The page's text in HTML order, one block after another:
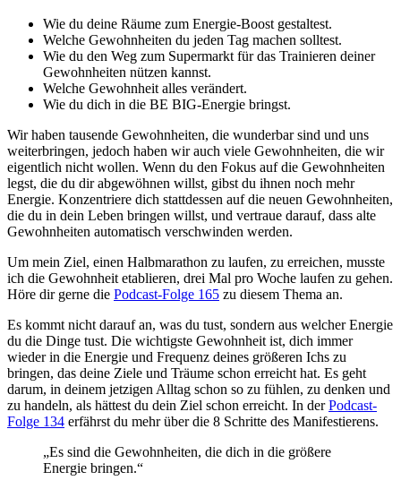
Wie du deine Räume zum Energie-Boost gestaltest.
Welche Gewohnheiten du jeden Tag machen solltest.
Wie du den Weg zum Supermarkt für das Trainieren deiner
Gewohnheiten nützen kannst.
Welche Gewohnheit alles verändert.
Wie du dich in die BE BIG-Energie bringst.
Wir haben tausende Gewohnheiten, die wunderbar sind und uns
weiterbringen, jedoch haben wir auch viele Gewohnheiten, die wir
eigentlich nicht wollen. Wenn du den Fokus auf die Gewohnheiten
legst, die du dir abgewöhnen willst, gibst du ihnen noch mehr
Energie. Konzentriere dich stattdessen auf die neuen Gewohnheiten,
die du in dein Leben bringen willst, und vertraue darauf, dass alte
Gewohnheiten automatisch verschwinden werden.
Um mein Ziel, einen Halbmarathon zu laufen, zu erreichen, musste
ich die Gewohnheit etablieren, drei Mal pro Woche laufen zu gehen.
Höre dir gerne die Podcast-Folge 165 zu diesem Thema an.
Es kommt nicht darauf an, was du tust, sondern aus welcher Energie
du die Dinge tust. Die wichtigste Gewohnheit ist, dich immer
wieder in die Energie und Frequenz deines größeren Ichs zu
bringen, das deine Ziele und Träume schon erreicht hat. Es geht
darum, in deinem jetzigen Alltag schon so zu fühlen, zu denken und
zu handeln, als hättest du dein Ziel schon erreicht. In derPodcast-
Folge 134 erfährst du mehr über die 8 Schritte des Manifestierens.
„Es sind die Gewohnheiten, die dich in die größere
Energie bringen.“